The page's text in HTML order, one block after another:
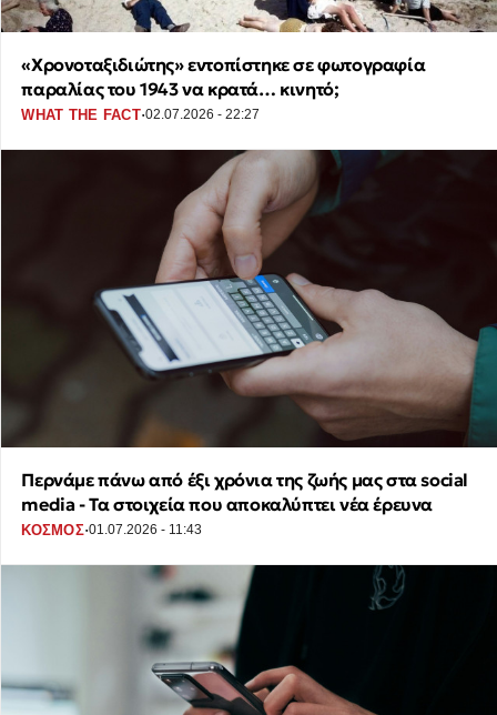
«Χρονοταξιδιώτης» εντοπίστηκε σε φωτογραφία
παραλίας του 1943 να κρατά… κινητό;
WHAT THE FACT·02.07.2026 - 22:27
Περνάμε πάνω από έξι χρόνια της ζωής μας στα social
media - Τα στοιχεία που αποκαλύπτει νέα έρευνα
ΚΟΣΜΟΣ·01.07.2026 - 11:43